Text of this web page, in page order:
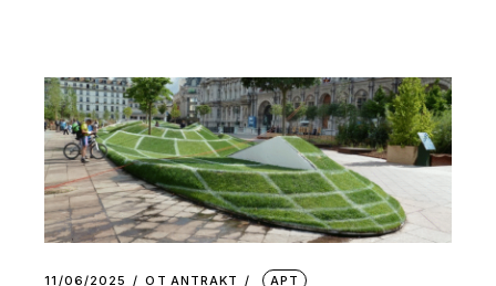
11/06/2025 ОТ АNTRAKT АРТ